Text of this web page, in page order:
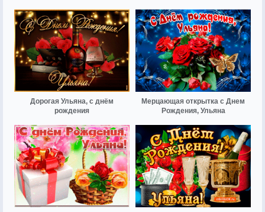
Дорогая Ульяна, с днём
рождения
Мерцающая открытка с Днем
Рождения, Ульяна